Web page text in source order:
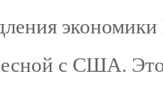
с США. Это